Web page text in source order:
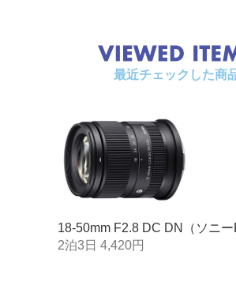
フィルターサイズ φ55mm
φ61.6mm × 76.5mm
最近チェックした商
18-50mm F2.8 DC DN（ソニー
2泊3日 4,420円